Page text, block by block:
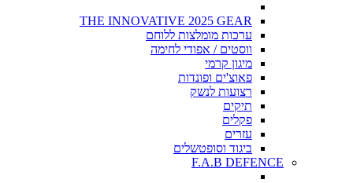
THE INNOVATIVE 2025 GEAR
ערכות מומלצות ללוחם
ווסטים / אפודי לחימה
מיגון קרמי
פאוצ'ים ופונדות
רצועות לנשק
תיקים
פקלים
עזרים
ביגוד וסופטשלים
F.A.B DEFENCE